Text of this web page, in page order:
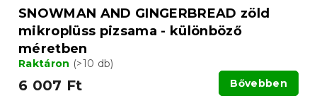
SNOWMAN AND GINGERBREAD zöld
mikroplüss pizsama - különböző
méretben
Raktáron (>10 db)
6 007 Ft Bővebben